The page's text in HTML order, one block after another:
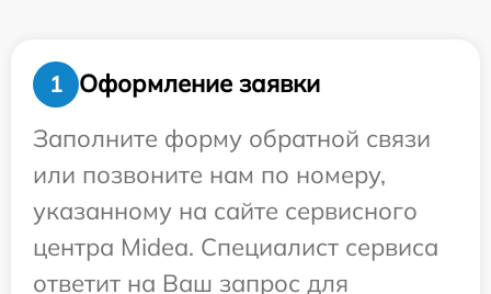
1
Оформление заявки
Заполните форму обратной связи
или позвоните нам по номеру,
указанному на сайте сервисного
центра Midea. Специалист сервиса
ответит на Ваш запрос для